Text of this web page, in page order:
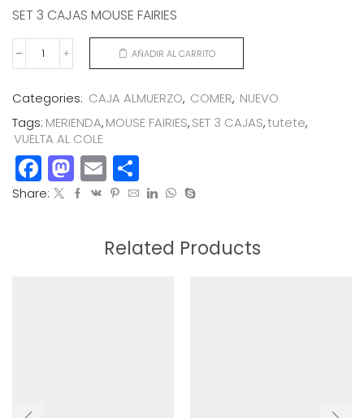
SET 3 CAJAS MOUSE FAIRIES
SET
CAJAS
MOUSE
FAIRIES
cantidad
AÑADIR AL CARRITO
Categories: CAJA ALMUERZO, COMER, NUEVO
Tags: MERIENDA,MOUSE FAIRIES,SET 3 CAJAS,tutete,
VUELTA AL COLE
Facebook
Mastodon
Email
Share:
Related Products